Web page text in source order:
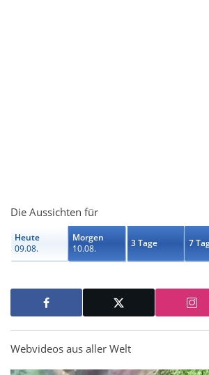
Die Aussichten für
Heute
09.08.
Morgen
10.08.
3 Tage 7
Webvideos aus aller Welt